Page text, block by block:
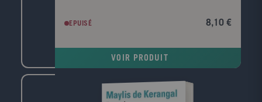
début des années 50, il découvre une autre planète,
l'Alsace, et s'y installe avec sa femme dans une sorte
communauté maghrébine trouve en lui l'une de ses
ensuite les années France Culture, les années
canadiennes, les années à l'Ile d'Yeu, les amis et les
EPUISÉ 8,10 €
VOIR PRODUIT